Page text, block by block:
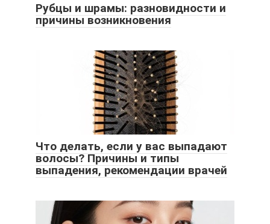
Рубцы и шрамы: разновидности и
причины возникновения
Что делать, если у вас выпадают
волосы? Причины и типы
выпадения, рекомендации врачей